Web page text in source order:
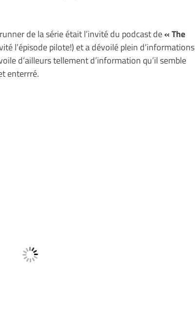
de la série était l’invité du podcast de« The
l’épisode pilote!) et a dévoilé plein d’informations
d’ailleurs tellement d’information qu’il semble
enterrré.